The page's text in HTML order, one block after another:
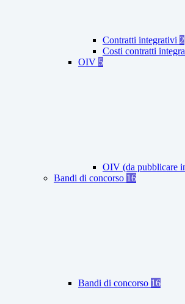
Contratti integrativi 2
Costi contratti
OIV 5
OIV (da pubblicare
Bandi di concorso 16
Bandi di concorso 16